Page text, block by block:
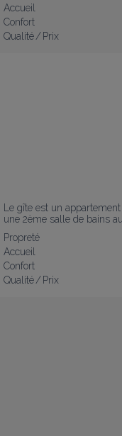
Accueil
Confort
Qualité / Prix
Le gîte est un
une 2ème salle de bains
Propreté
Accueil
Confort
Qualité / Prix